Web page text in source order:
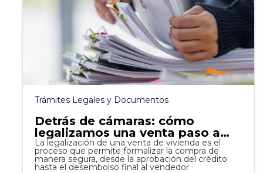
Trámites Legales y Documentos
Detrás de cámaras: cómo
legalizamos una venta paso a
paso.
La legalización de una venta de vivienda es el
proceso que permite formalizar la compra de
manera segura, desde la aprobación del crédito
hasta el desembolso final al vendedor.